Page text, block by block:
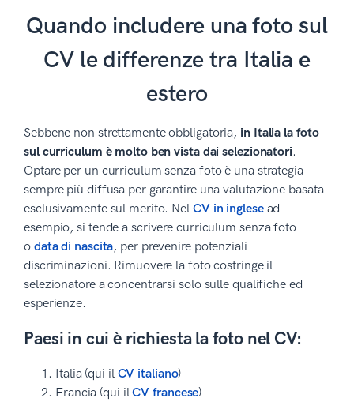
Quando includere una foto sul
CV le differenze tra Italia e
estero
Sebbene non strettamente obbligatoria, in Italia la foto
sul curriculum è molto ben vista dai selezionatori.
Optare per un curriculum senza foto è una strategia
sempre più diffusa per garantire una valutazione basata
esclusivamente sul merito. Nel CV in inglesead
esempio, si tende a scrivere curriculum senza foto
o data di nascita, per prevenire potenziali
discriminazioni. Rimuovere la foto costringe il
selezionatore a concentrarsi solo sulle qualifiche ed
esperienze.
Paesi in cui è richiesta la foto nel CV:
Italia (qui il CV italiano)
Francia (qui ilCV francese)